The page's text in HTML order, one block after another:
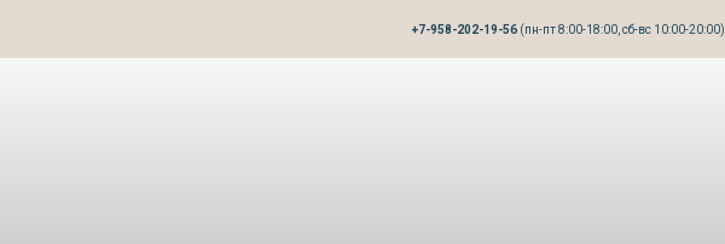
+7-958-202-19-56 (пн-пт 8:00-18:00, сб-вс 10:00-20:00)